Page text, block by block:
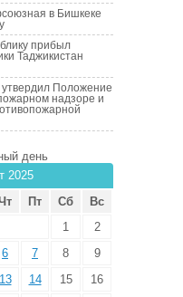
в Бишкеке
прибыл
Таджикистан
Положение
надзоре и
день
2025
Пт Сб
Вс
1
2
6 7 8
9
13 14 15
16